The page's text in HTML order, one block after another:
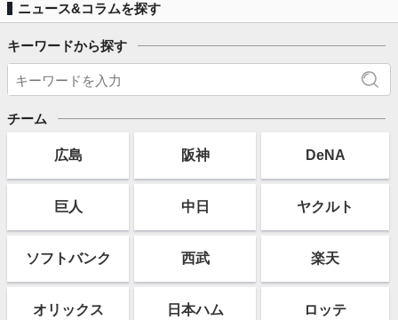
ニュース&コラムを探す
キーワードから探す
チーム
広島 阪神 DeNA
巨人 中日 ヤクルト
ソフトバンク 西武 楽天
オリックス 日本ハム ロッテ